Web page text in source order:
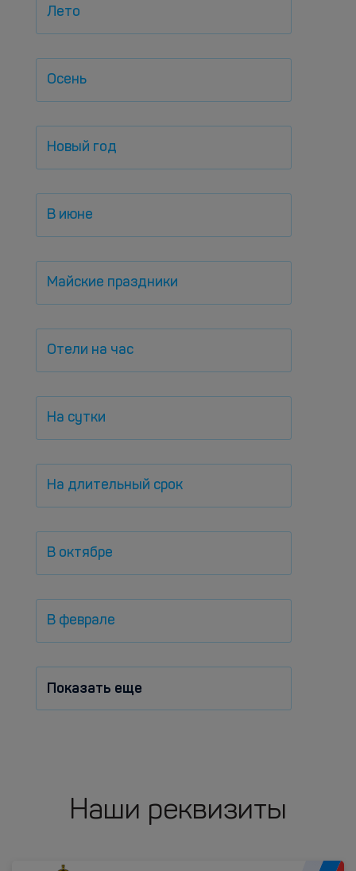
Лето
Осень
Новый год
В июне
Майские праздники
Отели на час
На сутки
На длительный срок
В октябре
В феврале
Показать еще
Наши реквизиты